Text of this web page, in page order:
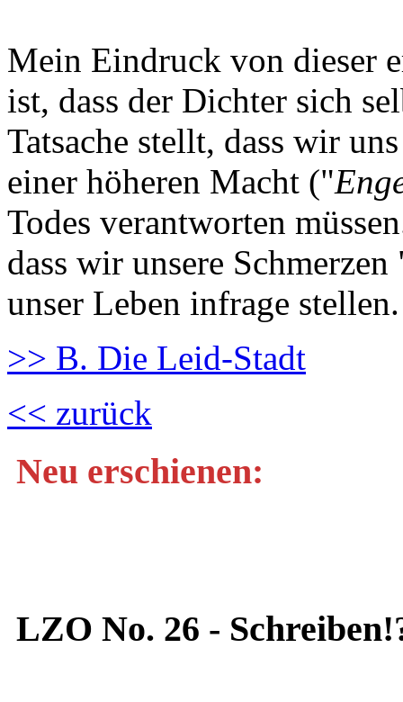
Mein Eindruck von dieser
ist, dass der Dichter sich
Tatsache stellt, dass wir
einer höheren Macht ("
Todes verantworten
dass wir unsere Schmerzen
unser Leben infrage stellen.
>> B. Die Leid-Stadt
<< zurück
Neu erschienen:
LZO No. 26 -